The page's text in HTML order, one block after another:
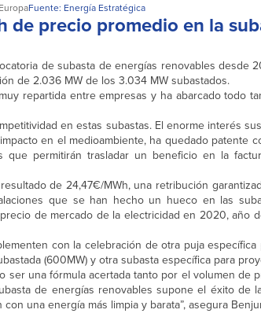
EuropaFuente: Energía Estratégica
de precio promedio en la
de subasta de energías renovables desde
de 2.036 MW de los 3.034 MW subastados.
repartida entre empresas y ha abarcado todo
en estas subastas. El enorme interés
en el medioambiente, ha quedado patente
que permitirán trasladar un beneficio en la
de 24,47€/MWh, una retribución
que se han hecho un hueco en las
de mercado de la electricidad en 2020, año
con la celebración de otra puja
(600MW) y otra subasta específica para
ser una fórmula acertada tanto por el volumen de
de energías renovables supone el éxito de
una energía más limpia y barata”, asegura